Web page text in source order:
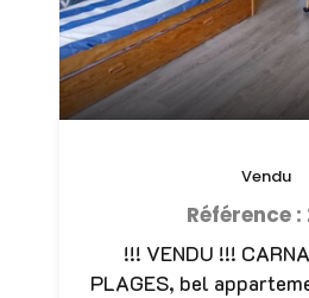
!!! VENDU !!!
PLAGES, bel
Vendu
Référence :